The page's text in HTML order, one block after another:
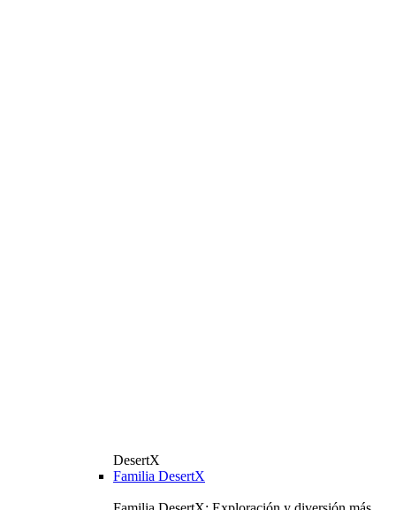
DesertX
Familia DesertX